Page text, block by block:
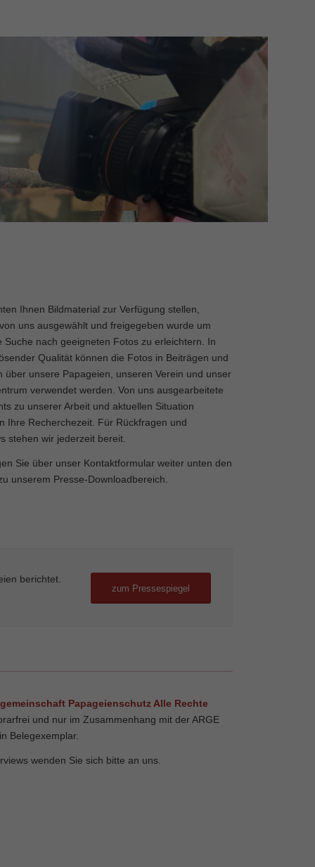
Ihnen Bildmaterial zur Verfügung stellen,
uns ausgewählt und freigegeben wurde um
Suche nach geeigneten Fotos zu erleichtern. In
Qualität können die Fotos in Beiträgen und
über unsere Papageien, unseren Verein und unser
verwendet werden. Von uns ausgearbeitete
zu unserer Arbeit und aktuellen Situation
Ihre Recherchezeit. Für Rückfragen und
stehen wir jederzeit bereit.
Sie über unser Kontaktformular weiter unten den
unserem Presse-Downloadbereich.
berichtet.
zum Pressespiegel
Papageienschutz Alle Rechte
und nur im Zusammenhang mit der ARGE
Belegexemplar.
wenden Sie sich bitte an uns.